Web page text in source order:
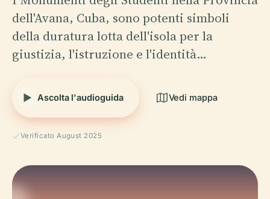
dell'Avana, Cuba, sono potenti simboli
della duratura lotta dell'isola per la
giustizia, l'istruzione e l'identità…
Ascolta l'audioguida Vedi mappa
Verificato August 2025